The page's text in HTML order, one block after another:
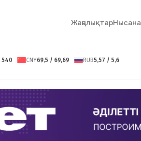
ЖаңалықтарНысана
540 CNY69,5 / 69,69 RUB5,57 / 5,6